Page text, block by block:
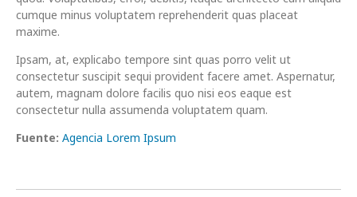
cumque minus voluptatem reprehenderit quas placeat
maxime.
Ipsam, at, explicabo tempore sint quas porro velit ut
consectetur suscipit sequi provident facere amet. Aspernatur,
autem, magnam dolore facilis quo nisi eos eaque est
consectetur nulla assumenda voluptatem quam.
Fuente: Agencia Lorem Ipsum